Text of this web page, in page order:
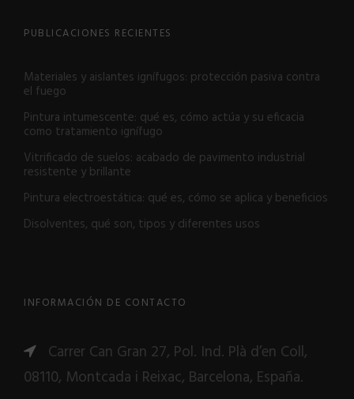
PUBLICACIONES RECIENTES
Materiales y aislantes ignífugos: protección pasiva contra
el fuego
Pintura intumescente: qué es, cómo actúa y su eficacia
como tratamiento ignífugo
Vitrificado de suelos: acabado de pavimento industrial
resistente y brillante
Pintura electroestática: qué es, cómo se aplica y beneficios
Disolventes, qué son, tipos y diferentes usos
INFORMACIÓN DE CONTACTO
Carrer Can Gran 27, Pol. Ind. Plà d’en Coll,
08110, Montcada i Reixac, Barcelona, España.